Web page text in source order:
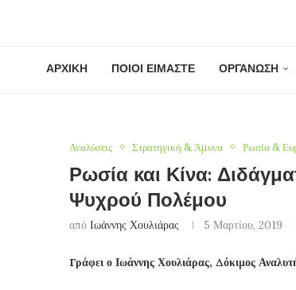
ΑΡΧΙΚΗ ΠΟΙΟΙ ΕΙΜΑΣΤΕ ΟΡΓΑΝΩΣΗ
Αναλύσεις Στρατηγική & Άμυνα Ρωσία &
Ρωσία και Κίνα:
Ψυχρού Πολέμου
από Ιωάννης Χουλιάρας 5 Μαρτίου, 2019
Γράφει ο Ιωάννης Χουλιάρας, Δόκιμος